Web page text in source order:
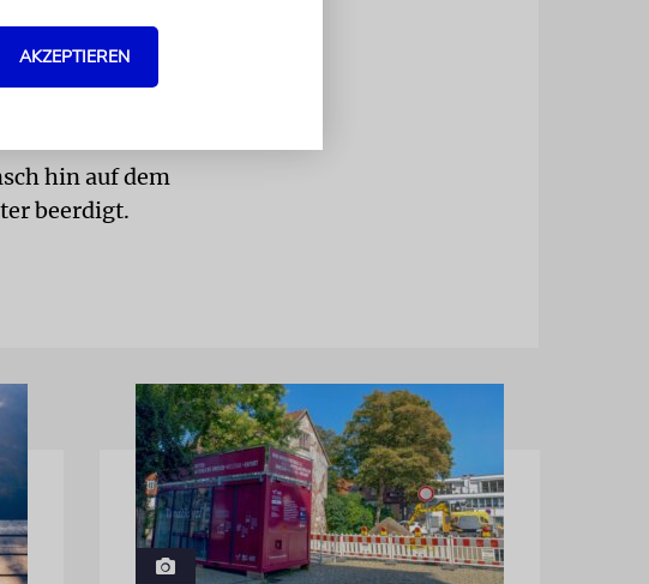
Mann. Wir bleiben
ein ehrendes
hin auf dem
beerdigt.
AKZEPTIEREN